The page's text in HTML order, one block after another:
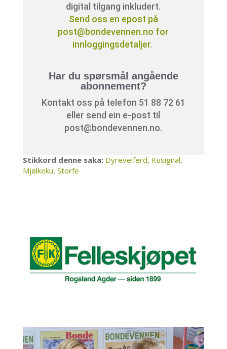
digital tilgang inkludert.
Send oss en epost på
post@bondevennen.no for
innloggingsdetaljer.
Har du spørsmål angående
abonnement?
Kontakt oss på telefon 51 88 72 61
eller send ein e-post til
post@bondevennen.no.
Stikkord denne saka: Dyrevelferd, Kusignal,
Mjølkeku, Storfe